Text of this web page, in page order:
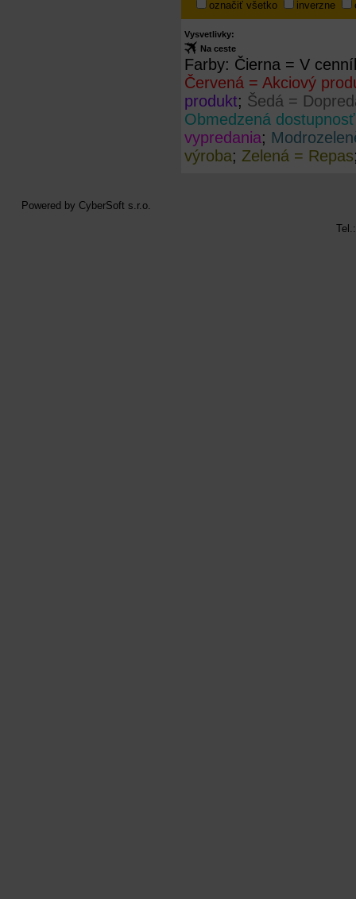
označiť všetko
inverzne
Vysvetlivky:
Na ceste
Farby: Čierna = V
Červená = Akciový
produkt; Šedá =
Obmedzená dostupnosť
vypredania;
výroba; Zelená = Repas
Powered by CyberSoft s.r.o.